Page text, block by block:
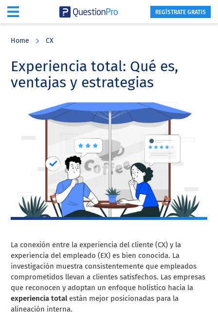
content
sidebar
REGÍSTRATE GRATIS
Home CX
Experiencia total: Qué es,
ventajas y estrategias
La conexión entre la experiencia del cliente (CX) y la
experiencia del empleado (EX) es bien conocida. La
investigación muestra consistentemente que empleados
comprometidos llevan a clientes satisfechos. Las empresas
que reconocen y adoptan un enfoque holístico hacia la
experiencia total están mejor posicionadas para la
alineación interna.